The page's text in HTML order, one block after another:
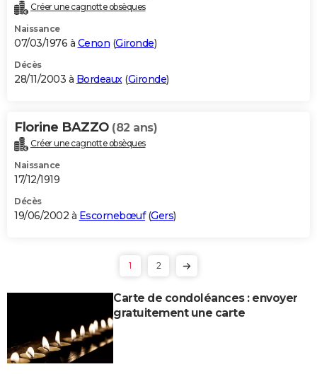
Créer une cagnotte obsèques
Naissance
07/03/1976 à Cenon (Gironde)
Décès
28/11/2003 à Bordeaux(Gironde)
Florine BAZZO (82 ans)
Créer une cagnotte obsèques
Naissance
17/12/1919
Décès
19/06/2002 à Escornebœuf(Gers)
1 2
Carte de condoléances : envoyer
gratuitement une carte